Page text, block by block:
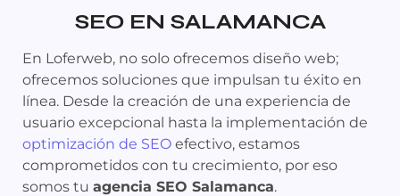
SEO EN SALAMANCA
En Loferweb, no solo ofrecemos diseño web;
ofrecemos soluciones que impulsan tu éxito en
línea. Desde la creación de una experiencia de
usuario excepcional hasta la implementación de
optimización de SEO efectivo, estamos
comprometidos con tu crecimiento, por eso
somos tu agencia SEO Salamanca.